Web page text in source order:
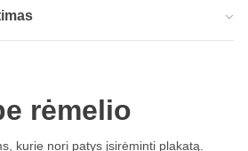
rėmelio
kurie nori patys įsirėminti plakatą.